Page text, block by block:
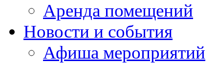
Аренда помещений
Новости и события
Афиша мероприятий